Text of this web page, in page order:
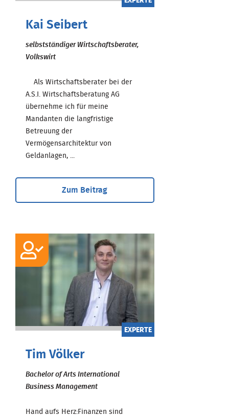
Kai Seibert
selbstständiger Wirtschaftsberater,
Volkswirt
Als Wirtschaftsberater bei der
A.S.I. Wirtschaftsberatung AG
übernehme ich für meine
Mandanten die langfristige
Betreuung der
Vermögensarchitektur von
Geldanlagen, ...
Zum Beitrag
EXPERTE
Tim Völker
Bachelor of Arts International
Business Management
Hand aufs Herz:Finanzen sind